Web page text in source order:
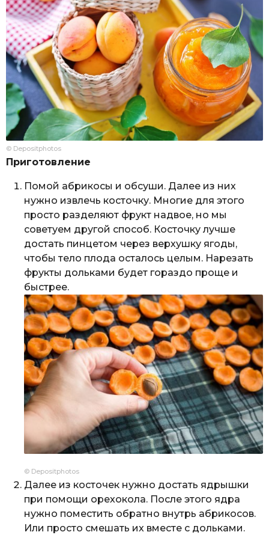
© Depositphotos
Приготовление
Помой абрикосы и обсуши. Далее из них
нужно извлечь косточку. Многие для этого
просто разделяют фрукт надвое, но мы
советуем другой способ. Косточку лучше
достать пинцетом через верхушку ягоды,
чтобы тело плода осталось целым. Нарезать
фрукты дольками будет гораздо проще и
быстрее.
© Depositphotos
Далее из косточек нужно достать ядрышки
при помощи орехокола. После этого ядра
нужно поместить обратно внутрь абрикосов.
Или просто смешать их вместе с дольками.